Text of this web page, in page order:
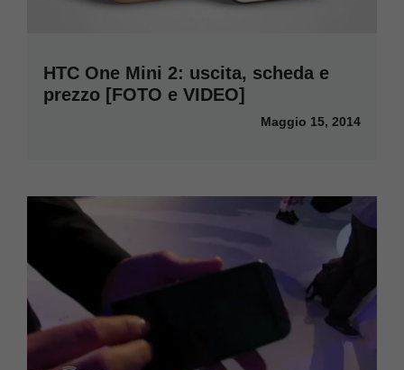
HTC One Mini 2: uscita, scheda e
prezzo [FOTO e VIDEO]
Maggio 15, 2014